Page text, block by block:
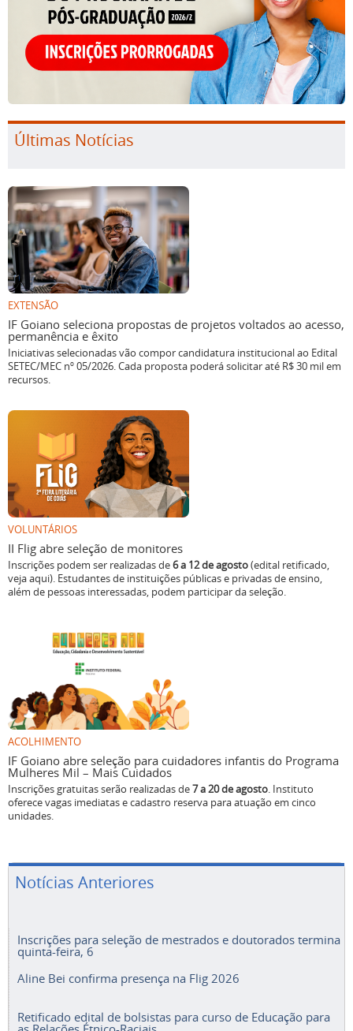
Últimas Notícias
EXTENSÃO
IF Goiano seleciona propostas de projetos voltados ao acesso,
permanência e êxito
Iniciativas selecionadas vão compor candidatura institucional ao Edital
SETEC/MEC nº 05/2026. Cada proposta poderá solicitar até R$ 30 mil em
recursos.
VOLUNTÁRIOS
II Flig abre seleção de monitores
Inscrições podem ser realizadas de6 a 12 de agosto(edital retificado,
veja aqui). Estudantes de instituições públicas e privadas de ensino,
além de pessoas interessadas, podem participar da seleção.
ACOLHIMENTO
IF Goiano abre seleção para cuidadores infantis do Programa
Mulheres Mil – Mais Cuidados
Inscrições gratuitas serão realizadas de7 a 20 de agosto. Instituto
oferece vagas imediatas e cadastro reserva para atuação em cinco
unidades.
Notícias Anteriores
Inscrições para seleção de mestrados e doutorados termina
quinta-feira, 6
Aline Bei confirma presença na Flig 2026
Retificado edital de bolsistas para curso de Educação para